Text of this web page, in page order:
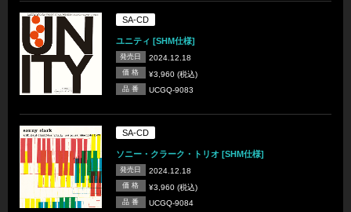
SA-CD
ユニティ [SHM仕様]
発売日 2024.12.18
価 格 ¥3,960 (税込)
品 番 UCGQ-9083
SA-CD
ソニー・クラーク・トリオ [SHM仕様]
発売日 2024.12.18
価 格 ¥3,960 (税込)
品 番 UCGQ-9084